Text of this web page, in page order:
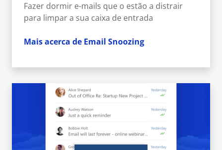
Fazer dormir e-mails que o estão a distrair
para limpar a sua caixa de entrada
Mais acerca de Email Snoozing